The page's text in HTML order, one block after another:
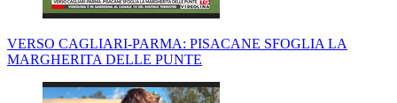
VERSO CAGLIARI-PARMA: PISACANE SFOGLIA LA
MARGHERITA DELLE PUNTE